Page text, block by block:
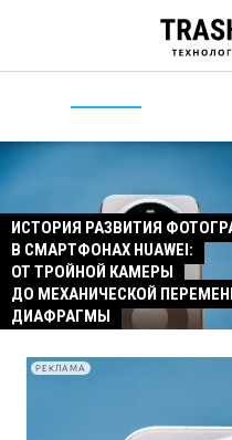
ИСТОРИЯ РАЗВИТИЯ
В СМАРТФОНАХ HUAWEI:
ОТ ТРОЙНОЙ КАМЕРЫ
ДО МЕХАНИЧЕСКОЙ
ДИАФРАГМЫ
РЕКЛАМА